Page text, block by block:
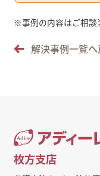
※事例の内容はご相談
解決事例一覧へ
枚方支店